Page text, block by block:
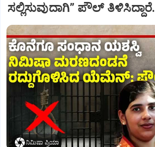
ಸಲ್ಲಿಸುವುದಾಗಿ” ಪೌಲ್‌ ತಿಳಿಸಿದ್ದಾರೆ.
ನಿಮಿಷಾ ಪ್ರಿಯಾ